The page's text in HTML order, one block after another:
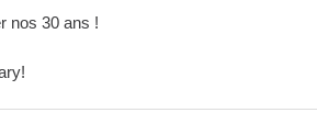
nos 30 ans !